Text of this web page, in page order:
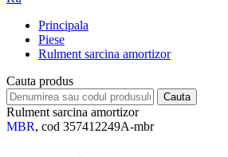
Principala
Piese
Rulment sarcina amortizor
Cauta produs
Rulment sarcina amortizor
MBR, cod 357412249A-mbr